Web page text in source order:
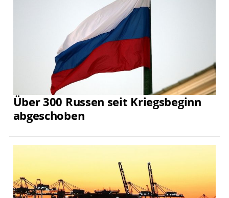
Über 300 Russen seit Kriegsbeginn
abgeschoben